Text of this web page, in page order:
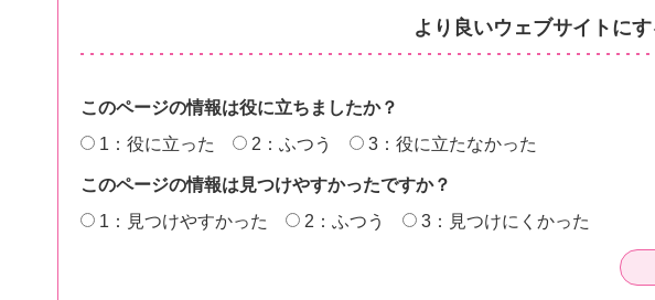
より良いウェブサイトに
このページの情報は役に立ちましたか？
1：役に立った
2：ふつう 3：役に立たなかった
このページの情報は見つけやすかったですか？
1：見つけやすかった
2：ふつう 3：見つけにくかった